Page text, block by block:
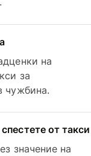
на
за
чужбина.
от такси
значение на